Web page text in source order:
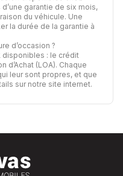
garantie de six mois,
du véhicule. Une
la durée de la garantie à
d’occasion ?
disponibles : le crédit
d’Achat (LOA). Chaque
leur sont propres, et que
sur notre site internet.